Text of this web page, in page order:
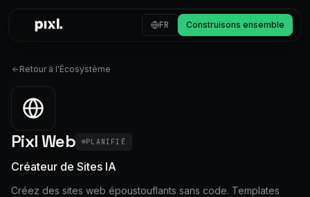
FR Construisons ensemble
Retour à l'Écosystème
Pixl Web PLANIFIÉ
Créateur de Sites IA
Créez des sites web époustouflants sans code. Templates